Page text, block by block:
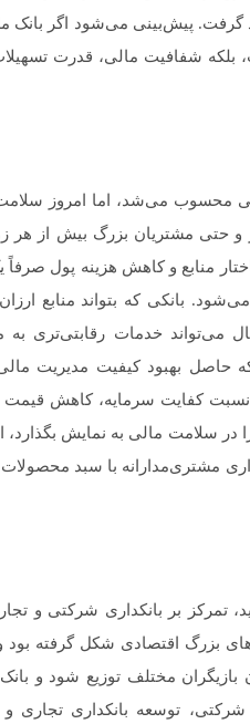
گرفت. پیش‌بینی می‌شود اگر بانک
بلکه شفافیت مالی، قدرت
محسوب می‌شد، اما امروز سلامت
و حتی مشتریان بزرگ بیش از
منابع و کاهش هزینه پول
بانکی که بتواند منابع
خدمات رقابتی‌تری به
حاصل بهبود کیفیت مدیریت
کفایت سرمایه، کاهش قیمت
سلامت مالی به نمایش بگذارد،
مشتری‌مدارانه با سبد
تمرکز بر بانکداری شرکتی و
بزرگ اقتصادی شکل گرفته
مختلف توزیع شود و
توسعه بانکداری تجاری و